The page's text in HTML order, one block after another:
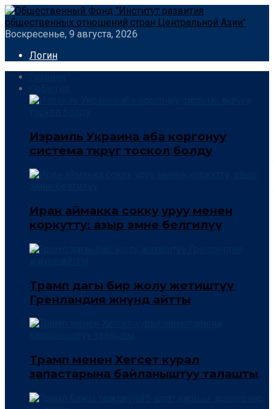
Воскресенье, 9 августа, 2026
Логин
Израиль Украина аба коргонуу
система өткөрүгө тоскол болду
Иран аймакка сокку уруу менен
коркутту: азыр эмне белгилүү
Трамп дагы бир жолу жетиштүү
Гренландия жөнүндө айтты
Трамп менен Хегсет курал
запастарына байланыштуу талашты